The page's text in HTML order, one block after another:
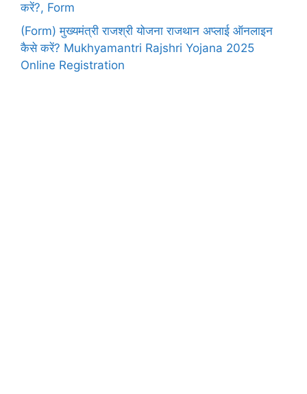
करें?, Form
(Form) मुख्यमंत्री राजश्री योजना राजथान अप्लाई ऑनलाइन
कैसे करें? Mukhyamantri Rajshri Yojana 2025
Online Registration